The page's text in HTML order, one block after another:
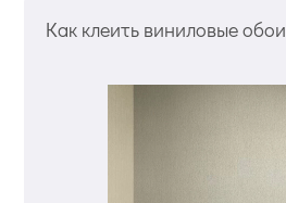
Как клеить виниловые обои